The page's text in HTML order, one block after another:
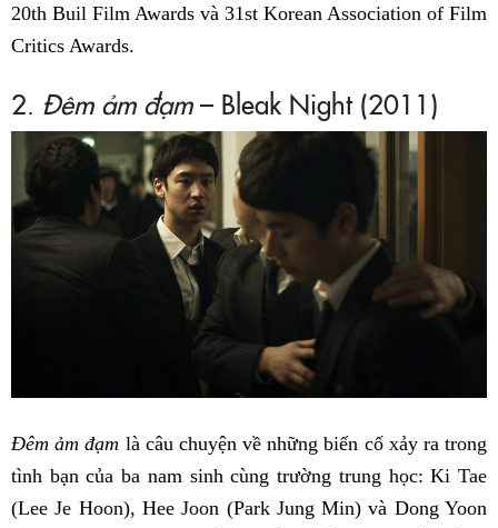
20th Buil Film Awards và 31st Korean Association of Film
Critics Awards.
2. Đêm ảm đạm– Bleak Night (2011)
Đêm ảm đạm là câu chuyện về những biến cố xảy ra trong
tình bạn của ba nam sinh cùng trường trung học: Ki Tae
(Lee Je Hoon), Hee Joon (Park Jung Min) và Dong Yoon